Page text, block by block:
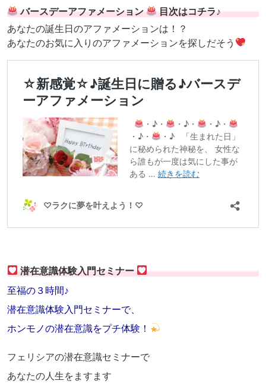
バースデーアファメーション
目次はコチラ♪
あなたの誕生日のアファメーションは！？
あなたのお気に入りのアファメーションを探しだそう
潜在意識体験入門セミナー
至福の３時間♪
潜在意識体験入門セミナーで、
ホンモノの潜在意識をプチ体験！
フェリシアの潜在意識セミナーで
あなたの人生をますます